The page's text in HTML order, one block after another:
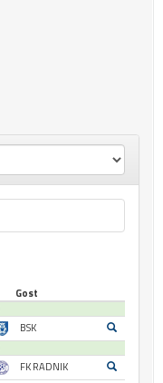
Gost
BSK
FK RADNIK